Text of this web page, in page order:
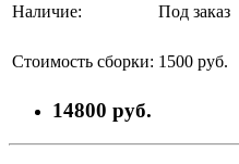
Наличие:
Под заказ
Стоимость сборки: 1500 руб.
14800 руб.